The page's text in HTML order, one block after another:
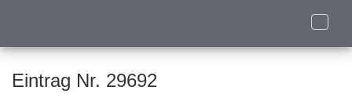
Toggle
Eintrag Nr. 29692